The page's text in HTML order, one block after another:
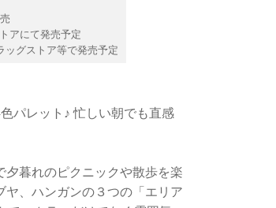
アにて発売予定
グストア等で発売予定
パレット♪ 忙しい朝でも直感
暮れのピクニックや散歩を楽
ヤ、ハンガンの３つの「エリア